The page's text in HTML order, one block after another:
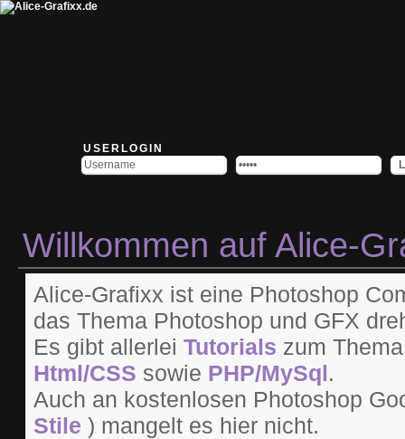
USERLOGIN
Willkommen auf Alice-
Alice-Grafixx ist eine Photoshop
das Thema Photoshop und GFX
Es gibt allerlei Tutorials zum
Html/CSS sowie PHP/MySql.
Auch an kostenlosen Photoshop
Stile ) mangelt es hier nicht.